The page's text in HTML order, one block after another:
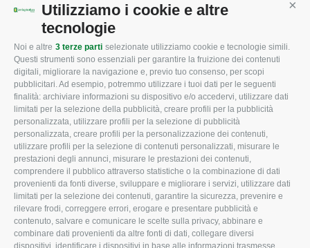
Utilizziamo i cookie e altre
tecnologie
Noi e altre 3 terze parti selezionate utilizziamo cookie e tecnologie simili.
Questi strumenti sono essenziali per garantire la fruizione dei contenuti
digitali, migliorare la navigazione e, previo tuo consenso, per scopi
pubblicitari. Ad esempio, potremmo utilizzare i tuoi dati per le seguenti
finalità: archiviare informazioni su dispositivo e/o accedervi, utilizzare dati
limitati per la selezione della pubblicità, creare profili per la pubblicità
personalizzata, utilizzare profili per la selezione di pubblicità
personalizzata, creare profili per la personalizzazione dei contenuti,
utilizzare profili per la selezione di contenuti personalizzati, misurare le
prestazioni degli annunci, misurare le prestazioni dei contenuti,
comprendere il pubblico attraverso statistiche o la combinazione di dati
provenienti da fonti diverse, sviluppare e migliorare i servizi, utilizzare dati
limitati per la selezione dei contenuti, garantire la sicurezza, prevenire e
rilevare frodi, correggere errori, erogare e presentare pubblicità e
contenuto, salvare e comunicare le scelte sulla privacy, abbinare e
combinare dati provenienti da altre fonti di dati, collegare diversi
dispositivi, identificare i dispositivi in base alle informazioni trasmesse
CONFAGRICOLTURA
ROVIGO
L'Associazione
Missione e Progetto
Organigramma aziendale
I Nostri Servizi
Uffici della Sede
provinciale
Le Sedi di Zona
Agricoltori S.r.l.
CONFAGRICOLTURA
INFORMA
Tecnico
Fiscale
Lavoro
Ambiente
Associazione
CONFAGRICOLTURA
ATTIVA